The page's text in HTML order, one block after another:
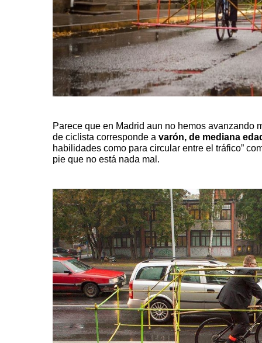
Parece que en Madrid aun no hemos avanzando
de ciclista corresponde a varón, de mediana
habilidades como para circular entre el tráfico”
pie que no está nada mal.